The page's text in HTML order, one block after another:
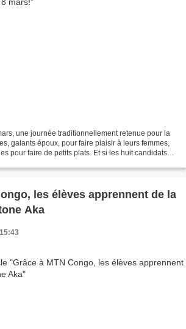
une journée traditionnellement retenue pour la
galants époux, pour faire plaisir à leurs femmes,
pour faire de petits plats. Et si les huit candidats
les élèves apprennent de la
Aka